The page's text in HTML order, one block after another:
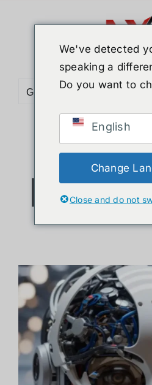
Go to...
AI
Head
We've detected
speaking a
Do you want to
English
Change
Close and do not